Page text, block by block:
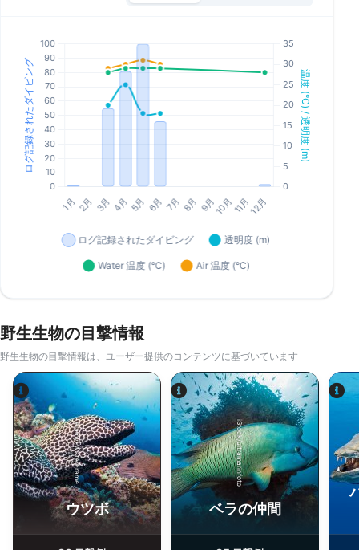
野生生物の目撃情報
野生生物の目撃情報は、ユーザー提供のコンテンツに基づいています
Alamy-WaterFrame
ウツボ
iStock/ultramarinfoto
ベラの仲間